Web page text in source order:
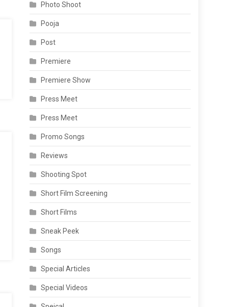
Photo Shoot
Pooja
Post
Premiere
Premiere Show
Press Meet
Press Meet
Promo Songs
Reviews
Shooting Spot
Short Film Screening
Short Films
Sneak Peek
Songs
Special Articles
Special Videos